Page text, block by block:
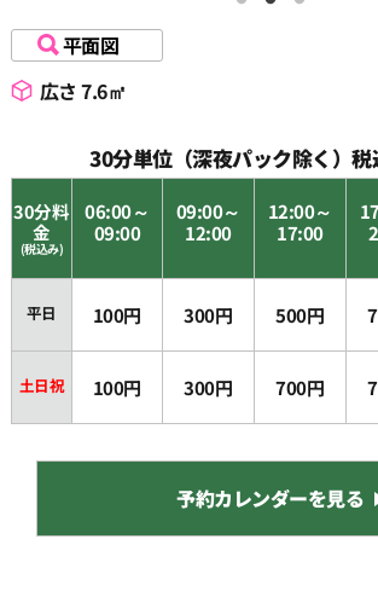
21:00
21:30
22:00
23:00
平面図
広さ 7.6㎡
30分単位（深夜パック除く）
30分料
金
(税込み)
06:00～
09:00
09:00～
12:00
12:00～
17:00
平日 100円 300円 500円
土日祝 100円 300円 700円
予約カレンダーを見る